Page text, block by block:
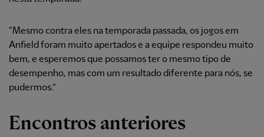
“Mesmo contra eles na temporada passada, os jogos em
Anfield foram muito apertados e a equipe respondeu muito
bem, e esperemos que possamos ter o mesmo tipo de
desempenho, mas com um resultado diferente para nós, se
pudermos.”
Encontros anteriores